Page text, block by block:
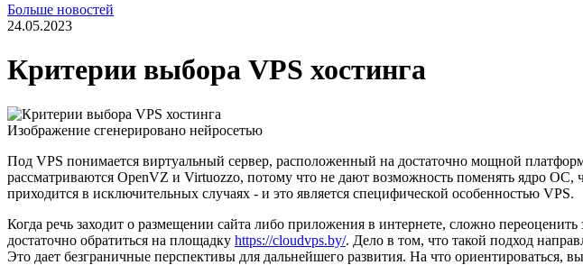
Больше новостей
24.05.2023
Критерии выбора VPS хостинга
Изображение сгенерировано нейросетью
Под VPS понимается виртуальный сервер, расположенный на достаточно мощной
рассматриваются OpenVZ и Virtuozzo, потому что не дают возможность поменять ядро
приходится в исключительных случаях - и это является специфической особенностью VPS.
Когда речь заходит о размещении сайта либо приложения в интернете, сложно
достаточно обратиться на площадку https://cloudvps.by/. Дело в том, что такой подход
Это дает безграничные перспективы для дальнейшего развития. На что ориентироваться,